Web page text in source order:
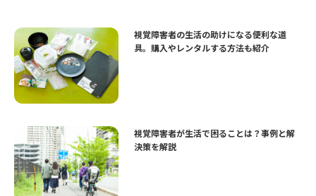
視覚障害者の生活の助けになる便利な道
具。購入やレンタルする方法も紹介
視覚障害者が生活で困ることは？事例と解
決策を解説